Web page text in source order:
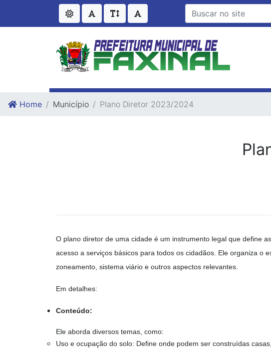
Ir para o conteudo
Ir para o fim do conteudo
Home Município Plano Diretor 2023/2024
O plano diretor de uma cidade é um instrumento legal que define
acesso a serviços básicos para todos os cidadãos. Ele organiza o
zoneamento, sistema viário e outros aspectos relevantes.
Em detalhes:
Conteúdo:
Ele aborda diversos temas, como:
Uso e ocupação do solo: Define onde podem ser construídas